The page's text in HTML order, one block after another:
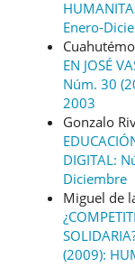
Enero-
EN JOSÉ
Núm. 30
2003
Gonzalo
DIGITAL:
Diciembre
Miguel de
(2009):